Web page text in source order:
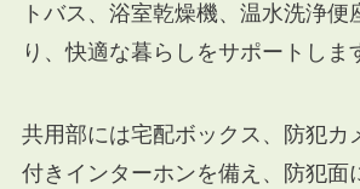
トバス、浴室乾燥機、温水洗浄便
り、快適な暮らしをサポートしま
共用部には宅配ボックス、防犯カ
付きインターホンを備え、防犯面